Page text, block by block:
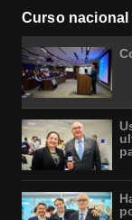
Curso nacional